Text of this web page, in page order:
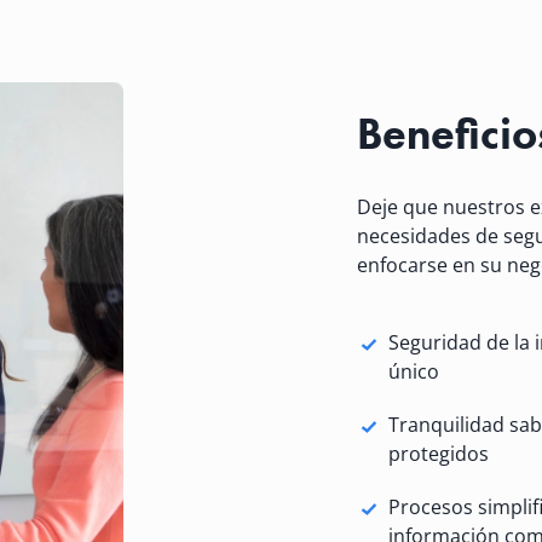
Deje que nuestros
necesidades de
enfocarse en su
Seguridad de la
único
Tranquilidad
protegidos
Procesos
información